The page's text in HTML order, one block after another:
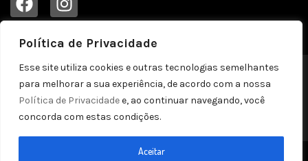
Política de Privacidade
Esse site utiliza cookies e outras tecnologias semelhantes
para melhorar a sua experiência, de acordo com a nossa
Política de Privacidadee, ao continuar navegando, você
concorda com estas condições.
Aceitar
© 2023
Todos os direitos reservados!
Política de privacidade
by pontozap